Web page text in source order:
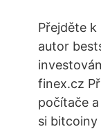
Přejděte
autor
finex.cz
počítače
si bitcoiny